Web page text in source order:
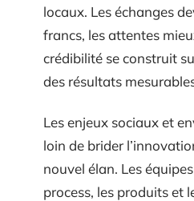
locaux. Les échanges
francs, les attentes
crédibilité se construit
des résultats
Les enjeux sociaux et
loin de brider
nouvel élan. Les
process, les produits et